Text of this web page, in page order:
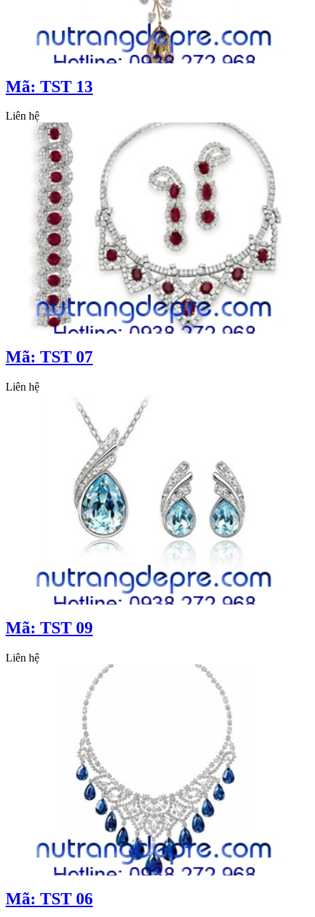
Mã: TST 13
Liên hệ
Mã: TST 07
Liên hệ
Mã: TST 09
Liên hệ
Mã: TST 06